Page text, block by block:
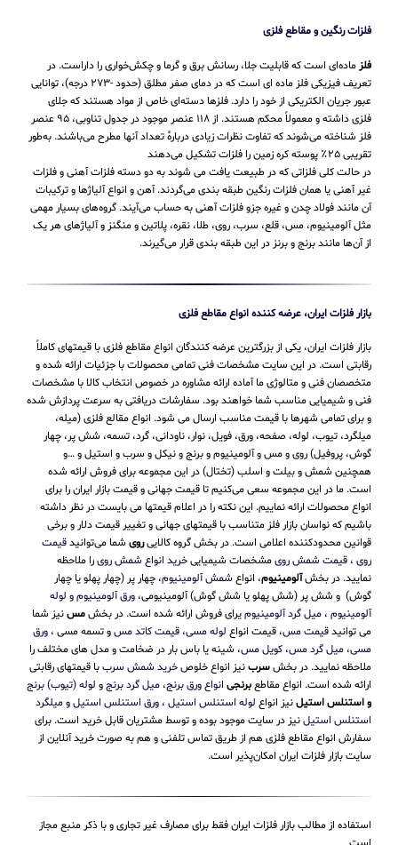
فلزات رنگین و مقاطع فلزی
فلز ماده‌ای است که قابلیت جلا، رسانش برق و گرما و چکش‌خواری را داراست. در
تعریف فیزیکی فلز ماده ای است که در دمای صفر مطلق (حدود -۲۷۳ درجه)، توانایی
عبور جریان الکتریکی از خود را دارد. فلزها دسته‌ای خاص از مواد هستند که جلای
فلزی داشته و معمولاً محکم هستند. از ۱۱۸ عنصر موجود در جدول تناوبی، ۹۵ عنصر
فلز شناخته می‌شوند که تفاوت نظرات زیادی دربارهٔ تعداد آنها مطرح می‌باشند. به‌طور
تقریبی ۲۵٪ پوسته کره زمین را فلزات تشکیل می‌دهند
در حالت کلی فلزاتی که در طبیعت یافت می شوند به دو دسته فلزات آهنی و فلزات
غیر آهنی یا همان فلزات رنگین طبقه بندی می‌گردند. آهن و انواع آلیاژها و ترکیبات
آن مانند فولاد چدن و غیره جزو فلزات آهنی به حساب می‌‌آیند. گروه‌های بسیار مهمی
مثل آلومینیوم، مس، قلع، سرب، روی، طلا، نقره، پلاتین و منگنز و آلیاژهای هر یک
از آن‌ها مانند برنج و برنز در این طبقه‌ بندی قرار می‌‌گیرند.
بازار فلزات ایران، عرضه کننده انواع مقاطع فلزی
بازار فلزات ایران، یکی از بزرگترین عرضه کنندگان انواع مقاطع فلزی با قیمتهای کاملاً
رقابتی است. در این سایت مشخصات فنی تمامی محصولات با جزئیات ارائه شده و
متخصصان فنی و متالوژی ما آماده ارائه مشاوره در خصوص انتخاب کالا با مشخصات
فنی و شیمیایی مناسب شما خواهند بود. سفارشات دریافتی به سرعت پردازش شده
و برای تمامی شهرها با قیمت مناسب ارسال می شود. انواع مقالع فلزی (میله،
میلگرد، تیوب، لوله، صفحه، ورق، فویل، نوار، ناودانی، گرد، تسمه، شش پر، چهار
گوش، پروفیل) روی و مس و آلومینیوم و برنج و نیکل و سرب و استیل و …و
همچنین شمش و بیلت و اسلب (تختال) در این مجموعه برای فروش ارائه شده
است. ما در این مجموعه سعی می‌کنیم تا قیمت جهانی و قیمت بازار ایران را برای
انواع محصولات ارائه نماییم. این نکته را در اعلام قیمتها می بایست در نظر داشته
باشیم که نواسان بازار فلز متناسب با قیمتهای جهانی و تغییر قیمت دلار و برخی
قوانین محدودکننده اعلامی است. در بخش گروه کالاییروی شما می‌توانیدقیمت
روی ، قیمت شمش رویمشخصات شیمیاییخرید انواع شمش رویرا ملاحظه
نمایید. در بخشآلومینیوم، انواع شمش آلومینیوم، چهار پر (چهار پهلو یا چهار
گوش) و شش پر (شش پهلو یا شش گوش) آلومینیومی، ورق آلومینیومو لوله
آلومینیوم ، میل گرد آلومینیومیرای فروش ارائه شده است. در بخشمسنیز شما
می توانیدقیمت مس، قیمت انواع لوله مسی، قیمت کاتد مسو تسمه مسی ، ورق
مسی، میل گرد مس، کویل مس، شینه یا باس بار در ضخامت و مدل های مختلف را
ملاحظه نمایید. در بخشسربنیز انواع خلوصخرید شمش سرببا قیمتهای رقابتی
ارائه شده است. انواع مقاطعبرنجی انواع ورق برنج، میل گرد برنجو لوله (تیوب) برنج
و استنلس استیلنیز انواع لوله استنلس استیل ، ورق استنلس استیلومیلگرد
استنلس استیلنیز در سایت موجود بوده و توسط مشتریان قابل خرید است. برای
سفارش انواع مقاطع فلزی هم از طریق تماس تلفنی و هم به صورت خرید آنلاین از
سایت بازار فلزات ایران امکان‌پذیر است.
استفاده از مطالب بازار فلزات ایران فقط برای مصارف غیر تجاری و با ذکر منبع مجاز